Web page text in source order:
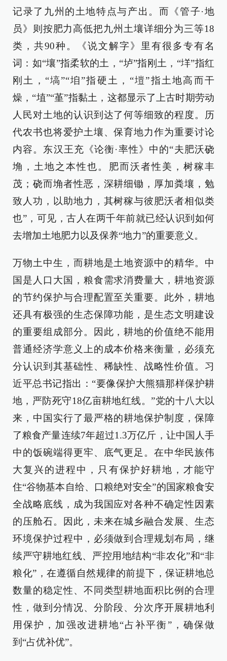
记录了九州的土地特点与产出。而《管子·地
员》则按肥力高低把九州土壤详细分为三等18
类，共90种。《说文解字》里有很多专有名
词：如“壤”指柔软的土，“垆”指刚土，“垟”指红
刚土，“塙”“垍”指硬土，“塏”指土地高而干
燥，“埴”“堇”指黏土，这都显示了上古时期劳动
人民对土地的认识到达了何等细致的程度。历
代农书也将爱护土壤、保育地力作为重要讨论
内容。东汉王充《论衡·率性》中的“夫肥沃硗
埆，土地之本性也。肥而沃者性美，树稼丰
茂；硗而埆者性恶，深耕细锄，厚加粪壤，勉
致人功，以助地力，其树稼与彼肥沃者相似类
也”，可见，古人在两千年前就已经认识到如何
去增加土地肥力以及保养“地力”的重要意义。
万物土中生，而耕地是土地资源中的精华。中
国是人口大国，粮食需求消费量大，耕地资源
的节约保护与合理配置至关重要。此外，耕地
还具有极强的生态保障功能，是生态文明建设
的重要组成部分。因此，耕地的价值绝不能用
普通经济学意义上的成本价格来衡量，必须充
分认识到其基础性、稀缺性、战略性价值。习
近平总书记指出：“要像保护大熊猫那样保护耕
地，严防死守18亿亩耕地红线。”党的十八大以
来，中国实行了最严格的耕地保护制度，保障
了粮食产量连续7年超过1.3万亿斤，让中国人手
中的饭碗端得更牢、底气更足。在中华民族伟
大复兴的进程中，只有保护好耕地，才能守
住“谷物基本自给、口粮绝对安全”的国家粮食安
全战略底线，成为我国应对各种不确定性因素
的压舱石。因此，未来在城乡融合发展、生态
环境保护过程中，必须做到合理规划布局，继
续严守耕地红线、严控用地结构“非农化”和“非
粮化”，在遵循自然规律的前提下，保证耕地总
数量的稳定性、不同类型耕地面积比例的合理
性，做到分情况、分阶段、分次序开展耕地利
用保护，加强改进耕地“占补平衡”，确保做
到“占优补优”。